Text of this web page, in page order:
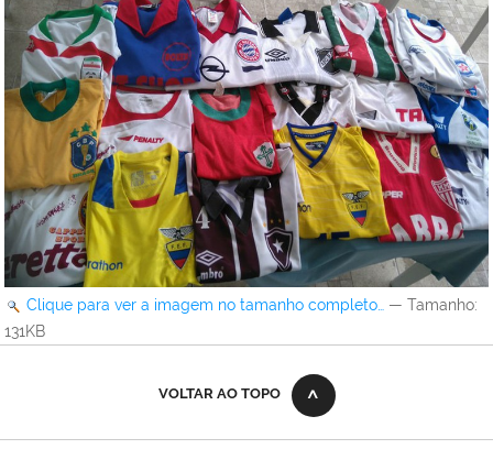
Clique para ver a imagem no tamanho completo… — Tamanho:
131KB
VOLTAR AO TOPO